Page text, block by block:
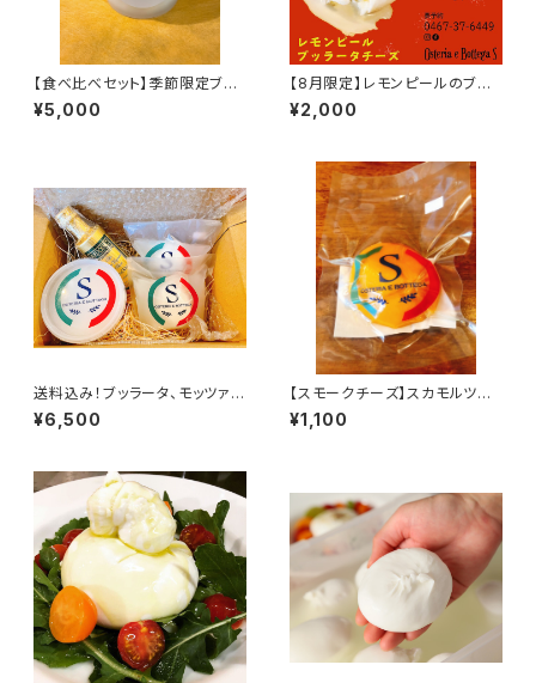
【食べ比べセット】季節限定ブッ
ラータチーズ＋ブッラータチーズ
＋モッツァレラチーズ
¥5,000
【8月限定】レモンピールのブッラ
ータチーズ
¥2,000
送料込み！ブッラータ、モッツァレ
ラ、厳選オリーブオイルセット
¥6,500
【スモークチーズ】スカモルツァ
アフミカータ
¥1,100